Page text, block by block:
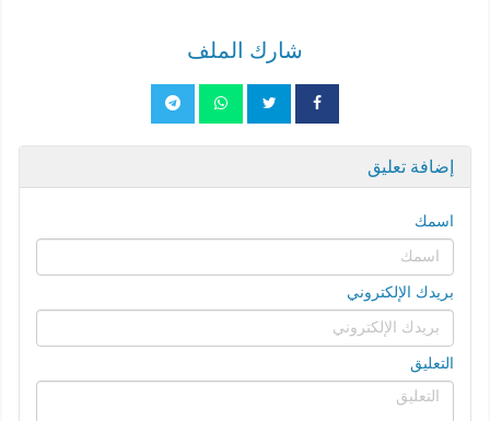
شارك الملف
إضافة تعليق
اسمك
بريدك الإلكتروني
التعليق